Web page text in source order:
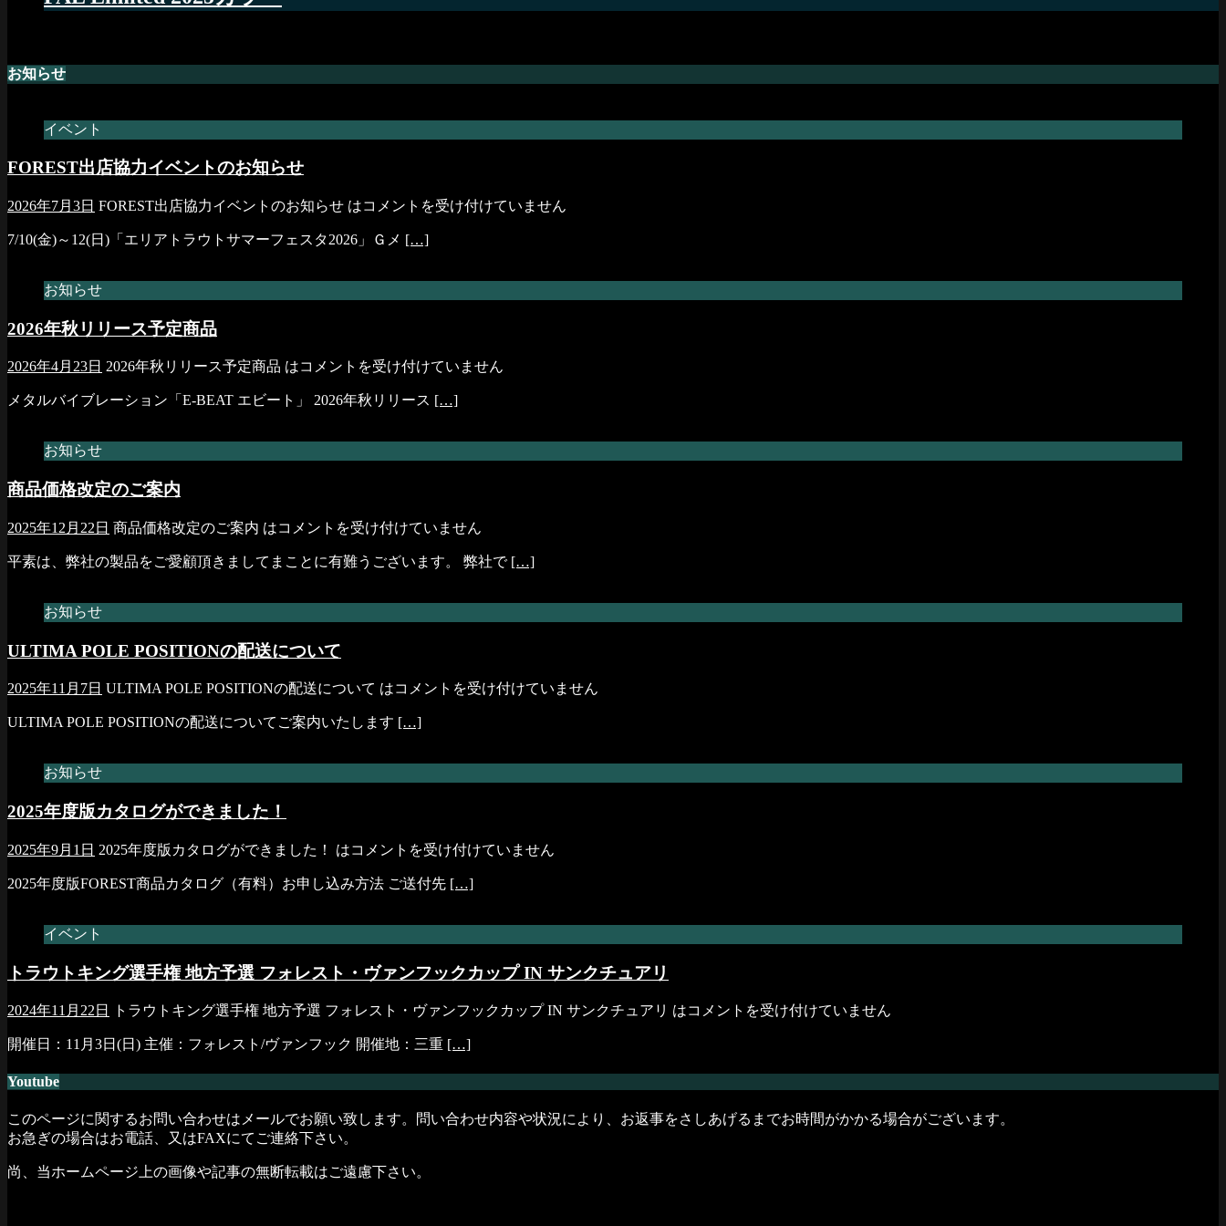
お知らせ
イベント
FOREST出店協力イベントのお知らせ
2026年7月3日 FOREST出店協力イベントのお知らせ はコメントを受け付けていません
7/10(金)～12(日)「エリアトラウトサマーフェスタ2026」Ｇメ […]
お知らせ
2026年秋リリース予定商品
2026年4月23日 2026年秋リリース予定商品 はコメントを受け付けていません
メタルバイブレーション「E-BEAT エビート」 2026年秋リリース […]
お知らせ
商品価格改定のご案内
2025年12月22日 商品価格改定のご案内 はコメントを受け付けていません
平素は、弊社の製品をご愛顧頂きましてまことに有難うございます。 弊社で […]
お知らせ
ULTIMA POLE POSITIONの配送について
2025年11月7日 ULTIMA POLE POSITIONの配送について はコメントを受け付けていません
ULTIMA POLE POSITIONの配送についてご案内いたします […]
お知らせ
2025年度版カタログができました！
2025年9月1日 2025年度版カタログができました！ はコメントを受け付けていません
2025年度版FOREST商品カタログ（有料）お申し込み方法 ご送付先 […]
イベント
トラウトキング選手権 地方予選 フォレスト・ヴァンフックカップ IN サンクチュアリ
2024年11月22日 トラウトキング選手権 地方予選 フォレスト・ヴァンフックカップ IN サンクチュアリ はコメントを受け付けていません
開催日：11月3日(日) 主催：フォレスト/ヴァンフック 開催地：三重 […]
Youtube
このページに関するお問い合わせはメールでお願い致します。問い合わせ内容や状況により、お返事をさしあげるまでお時間がかかる場合がございます。
お急ぎの場合はお電話、又はFAXにてご連絡下さい。
尚、当ホームページ上の画像や記事の無断転載はご遠慮下さい。